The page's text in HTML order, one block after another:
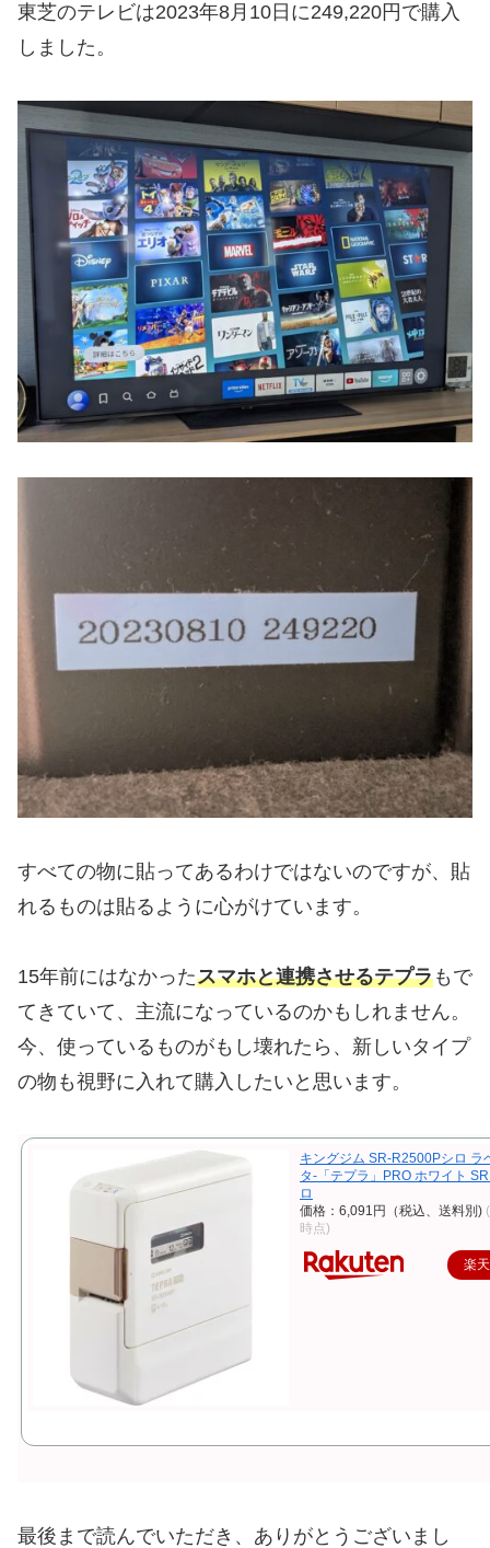
東芝のテレビは2023年8月10日に249,220円で購入
しました。
すべての物に貼ってあるわけではないのですが、貼
れるものは貼るように心がけています。
15年前にはなかったスマホと連携させるテプラもで
てきていて、主流になっているのかもしれません。
今、使っているものがもし壊れたら、新しいタイプ
の物も視野に入れて購入したいと思います。
キングジム SR-R2500Pシロ ラ
タ-「テプラ」PRO ホワイト
ロ
価格：6,091円（税込、送料別)
時点)
楽
最後まで読んでいただき、ありがとうございまし